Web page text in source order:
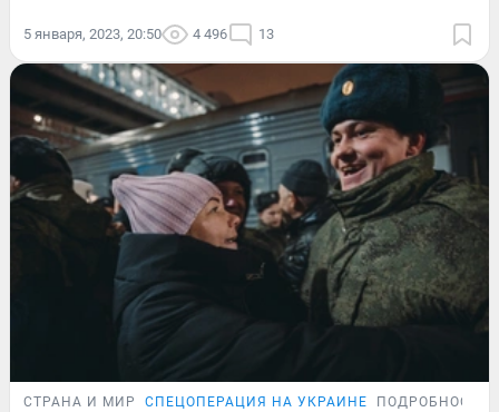
5 января, 2023, 20:50 4 496 13
СТРАНА И МИР СПЕЦОПЕРАЦИЯ НА УКРАИНЕ ПОДРОБНОСТИ